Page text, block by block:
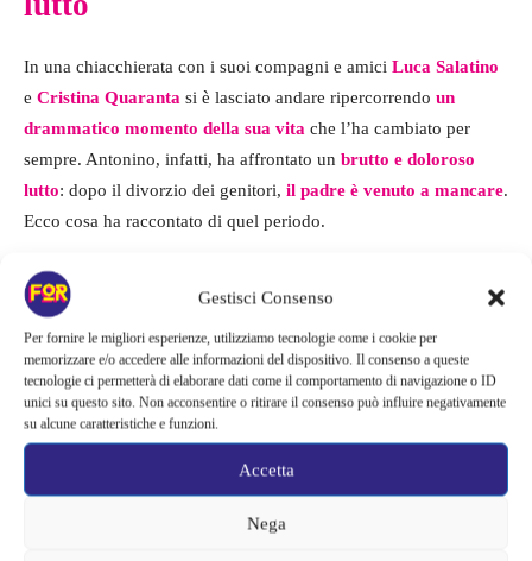
Gestisci Consenso
Per fornire le migliori esperienze, utilizziamo tecnologie come i cookie per
memorizzare e/o accedere alle informazioni del dispositivo. Il consenso a queste
tecnologie ci permetterà di elaborare dati come il comportamento di navigazione o ID
unici su questo sito. Non acconsentire o ritirare il consenso può influire negativamente
su alcune caratteristiche e funzioni.
Accetta
Nega
In una chiacchierata con i suoi compagni e amici Luca Salatino
e Cristina Quaranta si è lasciato andare ripercorrendo un
drammatico momento della sua vita che l’ha cambiato per
sempre. Antonino, infatti, ha affrontato un brutto e doloroso
lutto: dopo il divorzio dei genitori, il padre è venuto a mancare.
Ecco cosa ha raccontato di quel periodo.
“Mio padre se n’è andato quando avevo 16 anni
figlia abbia sempre un ricordo di me, di come muovo le mani, ad
esempio. È quello che manca a me di mio padre”, ha detto.